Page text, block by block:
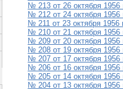
№ 213 от 26 октября 1956
№ 212 от 24 октября 1956
№ 211 от 23 октября 1956
№ 210 от 21 октября 1956
№ 209 от 20 октября 1956
№ 208 от 19 октября 1956
№ 207 от 17 октября 1956
№ 206 от 16 октября 1956
№ 205 от 14 октября 1956
№ 204 от 13 октября 1956